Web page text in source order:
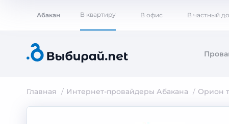
Абакан В квартиру В офис В частный
Главная Интернет-провайдеры Абакана Орион